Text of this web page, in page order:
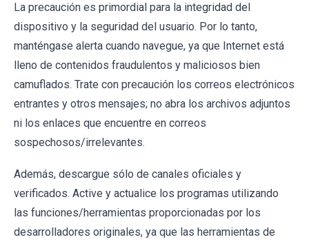
La precaución es primordial para la integridad del
dispositivo y la seguridad del usuario. Por lo tanto,
manténgase alerta cuando navegue, ya que Internet está
lleno de contenidos fraudulentos y maliciosos bien
camuflados. Trate con precaución los correos electrónicos
entrantes y otros mensajes; no abra los archivos adjuntos
ni los enlaces que encuentre en correos
sospechosos/irrelevantes.
Además, descargue sólo de canales oficiales y
verificados. Active y actualice los programas utilizando
las funciones/herramientas proporcionadas por los
desarrolladores originales, ya que las herramientas de